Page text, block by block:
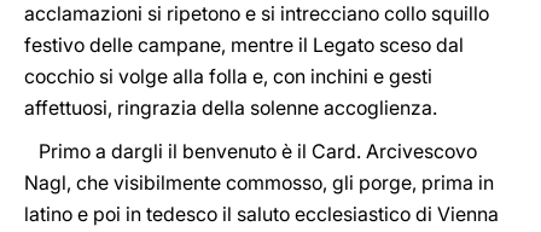
acclamazioni si ripetono e si intrecciano collo squillo
festivo delle campane, mentre il Legato sceso dal
cocchio si volge alla folla e, con inchini e gesti
affettuosi, ringrazia della solenne accoglienza.
Primo a dargli il benvenuto è il Card. Arcivescovo
Nagl, che visibilmente commosso, gli porge, prima in
latino e poi in tedesco il saluto ecclesiastico di Vienna